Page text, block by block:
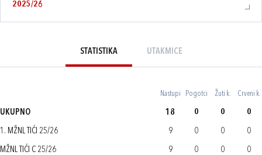
2025/26
STATISTIKA UTAKMICE
Nastupi Pogotci Žuti k. Crveni k.
UKUPNO 18 0 0 0
1. MŽNL TIĆI 25/26 9 0 0 0
MŽNL TIĆI C 25/26 9 0 0 0